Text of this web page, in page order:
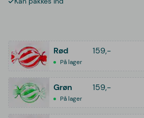
Rød 159,-
På lager
Grøn 159,-
På lager